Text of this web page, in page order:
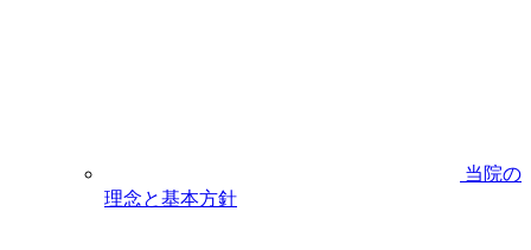
当院の
理念と基本方針